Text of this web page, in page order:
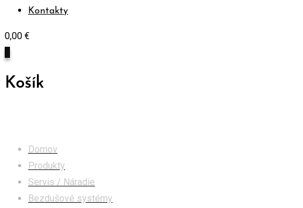
Kontakty
0,00 €
Košík
Domov
Produkty
Servis / Náradie
Bezdušové systémy